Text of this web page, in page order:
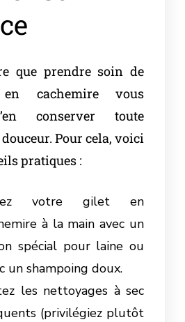
que prendre soin de
cachemire vous
conserver toute
douceur. Pour cela, voici
pratiques :
votre gilet en
à la main avec un
spécial pour laine ou
un shampoing doux.
les nettoyages à sec
(privilégiez plutôt